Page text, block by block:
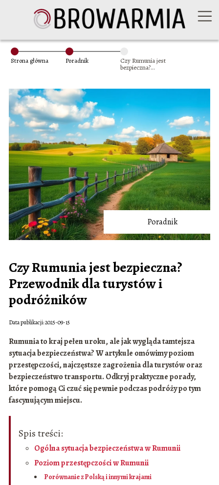
Strona główna Poradnik
Czy Rumunia jest
bezpieczna?
podróżników
Poradnik
Czy Rumunia jest bezpieczna?
Przewodnik dla turystów i
podróżników
Data publikacji: 2025-09-15
Rumunia to kraj pełen uroku, ale jak wygląda tamtejsza
sytuacja bezpieczeństwa? W artykule omówimy poziom
przestępczości, najczęstsze zagrożenia dla turystów oraz
bezpieczeństwo transportu. Odkryj praktyczne porady,
które pomogą Ci czuć się pewnie podczas podróży po tym
fascynującym miejscu.
Spis treści:
Ogólna sytuacja bezpieczeństwa w Rumunii
Poziom przestępczości w Rumunii
Porównanie z Polską i innymi krajami